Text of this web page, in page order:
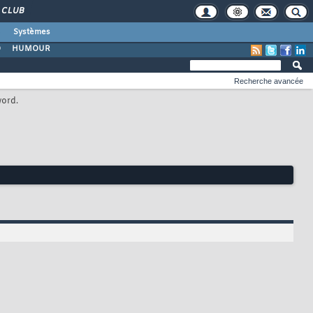
CLUB
Systèmes
HUMOUR
Recherche avancée